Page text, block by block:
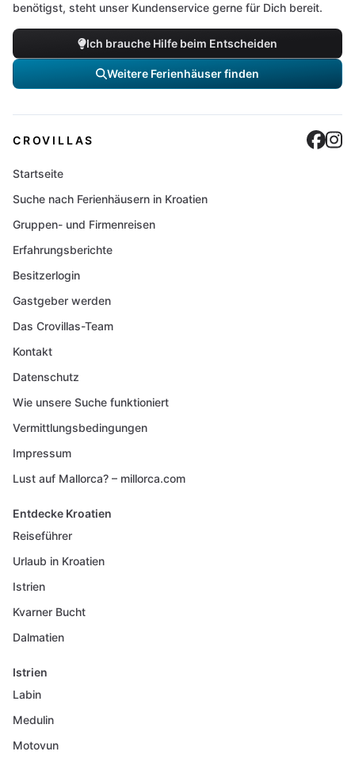
benötigst, steht unser Kundenservice gerne für Dich bereit.
Ich brauche Hilfe beim Entscheiden
Weitere Ferienhäuser finden
CROVILLAS
Startseite
Suche nach Ferienhäusern in Kroatien
Gruppen- und Firmenreisen
Erfahrungsberichte
Besitzerlogin
Gastgeber werden
Das Crovillas-Team
Kontakt
Datenschutz
Wie unsere Suche funktioniert
Vermittlungsbedingungen
Impressum
Lust auf Mallorca? – millorca.com
Entdecke Kroatien
Reiseführer
Urlaub in Kroatien
Istrien
Kvarner Bucht
Dalmatien
Istrien
Labin
Medulin
Motovun